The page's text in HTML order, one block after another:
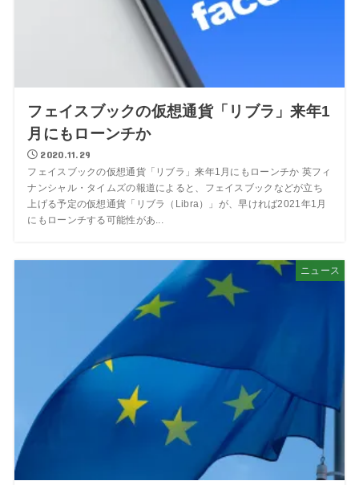
フェイスブックの仮想通貨「リブラ」来年1
月にもローンチか
2020.11.29
フェイスブックの仮想通貨「リブラ」来年1月にもローンチか 英フィ
ナンシャル・タイムズの報道によると、フェイスブックなどが立ち
上げる予定の仮想通貨「リブラ（Libra）」が、早ければ2021年1月
にもローンチする可能性があ...
ニュース